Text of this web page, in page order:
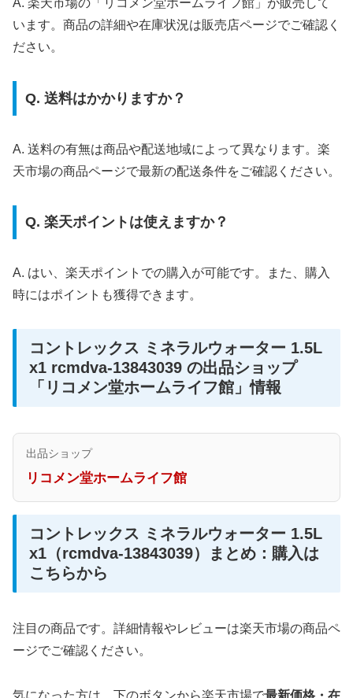
A. 楽天市場の「リコメン堂ホームライフ館」が販売して
います。商品の詳細や在庫状況は販売店ページでご確認く
ださい。
Q. 送料はかかりますか？
A. 送料の有無は商品や配送地域によって異なります。楽
天市場の商品ページで最新の配送条件をご確認ください。
Q. 楽天ポイントは使えますか？
A. はい、楽天ポイントでの購入が可能です。また、購入
時にはポイントも獲得できます。
コントレックス ミネラルウォーター 1.5L
x1 rcmdva-13843039 の出品ショップ
「リコメン堂ホームライフ館」情報
出品ショップ
リコメン堂ホームライフ館
コントレックス ミネラルウォーター 1.5L
x1（rcmdva-13843039）まとめ：購入は
こちらから
注目の商品です。詳細情報やレビューは楽天市場の商品ペ
ージでご確認ください。
気になった方は、下のボタンから楽天市場で最新価格・在